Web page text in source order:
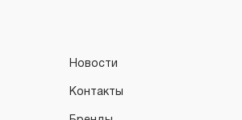
Новости
Контакты